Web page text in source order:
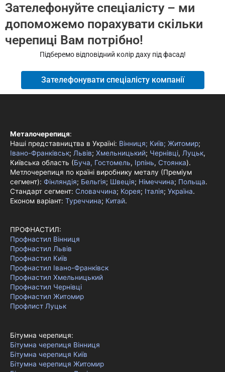
Зателефонуйте спеціалісту – ми
допоможемо порахувати скільки
черепиці Вам потрібно!
Підберемо відповідний колір даху під фасад!
Зателефонувати спеціалісту компанії
Металочерепиця:
Наші представництва в Україні: Вінниця; Київ; Житомир;
Івано-Франківськ; Львів; Хмельницький; Чернівці, Луцьк,
Київська область (Буча, Гостомель, Ірпінь, Стоянка).
Метлочерепиця по країні виробнику металу (Преміум
сегмент): Фінляндія; Бельгія; Швеція; Німеччина; Польща.
Стандарт сегмент: Словаччина; Корея; Італія; Україна.
Економ варіант: Туреччина; Китай.
ПРОФНАСТИЛ:
Профнастил Вінниця
Профнастил Львів
Профнастил Київ
Профнастил Івано-Франківск
Профнастил Хмельницький
Профнастил Чернівці
Профнастил Житомир
Профлист Луцьк
Бітумна черепиця:
Бітумна черепиця Вінниця
Бітумна черепиця Київ
Бітумна черепиця Житомир